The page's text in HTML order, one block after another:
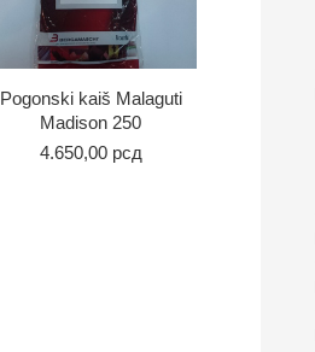
Pogonski kaiš Malaguti
Madison 250
4.650,00 рсд